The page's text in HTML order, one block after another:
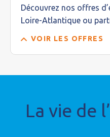
Découvrez nos offres
Loire-Atlantique ou
VOIR LES OFFRES
La vie de